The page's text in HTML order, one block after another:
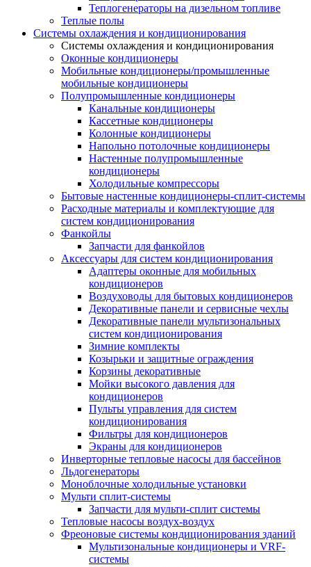
Теплогенераторы на дизельном топливе
Теплые полы
Системы охлаждения и кондиционирования
Системы охлаждения и кондиционирования
Оконные кондиционеры
Мобильные кондиционеры/промышленные
мобильные кондиционеры
Полупромышленные кондиционеры
Канальные кондиционеры
Кассетные кондиционеры
Колонные кондиционеры
Напольно потолочные кондиционеры
Настенные полупромышленные
кондиционеры
Холодильные компрессоры
Бытовые настенные кондиционеры-сплит-системы
Расходные материалы и комплектующие для
систем кондиционирования
Фанкойлы
Запчасти для фанкойлов
Аксессуары для систем кондиционирования
Адаптеры оконные для мобильных
кондиционеров
Воздуховоды для бытовых кондиционеров
Декоративные панели и сервисные чехлы
Декоративные панели мультизональных
систем кондиционирования
Зимние комплекты
Козырьки и защитные ограждения
Корзины декоративные
Мойки высокого давления для
кондиционеров
Пульты управления для систем
кондиционирования
Фильтры для кондиционеров
Экраны для кондиционеров
Инверторные тепловые насосы для бассейнов
Льдогенераторы
Моноблочные холодильные установки
Мульти сплит-системы
Запчасти для мульти-сплит системы
Тепловые насосы воздух-воздух
Фреоновые системы кондиционирования зданий
Мультизональные кондиционеры и VRF-
системы